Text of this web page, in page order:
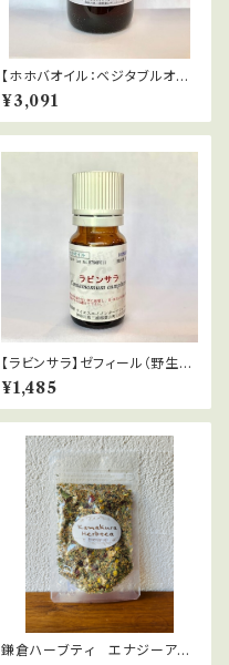
【ホホバオイル：ベジタブルオイ
ル】ゼフィール（栽）Simmondsi
a sinensis
¥3,091
【ラビンサラ】ゼフィール（野生）
Cinnamomum camphora
¥1,485
鎌倉ハーブティ エナジーアッ